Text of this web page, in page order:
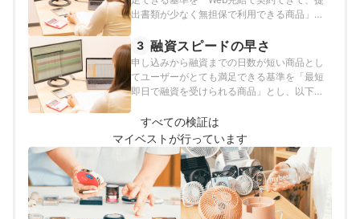
出書類が少なく無担保で利用できる商品」と
た。2024年11月7日時点の情報をもとに検証
を行なっています。
3 融資スピードの早さ
申し込みから融資までの日数が短い商品とし
てユーザーがとても満足できる基準を「最短
即日で融資を受けられる商品」とし、以下の
月7日時点の情報をもとに検証を行なっていま
す。
すべての検証は
マイベストが行っています